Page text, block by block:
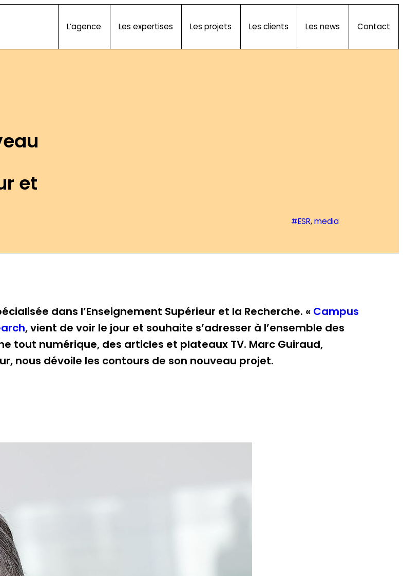
L’agence Les expertises Les projets Les clients Les news Contact
et
#ESR, media
dans l’Enseignement Supérieur et la Recherche. « Campus
, vient de voir le jour et souhaite s’adresser à l’ensemble des
tout numérique, des articles et plateaux TV. Marc Guiraud,
nous dévoile les contours de son nouveau projet.